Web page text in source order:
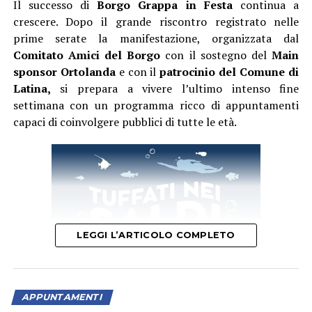
Il successo diBorgo Grappa in Festacontinua a
crescere. Dopo il grande riscontro registrato nelle
prime serate la manifestazione, organizzata dal
Comitato Amici del Borgo con il sostegno delMain
sponsor Ortolandae con ilpatrocinio del Comune di
Latina, si prepara a vivere l’ultimo intenso fine
settimana con un programma ricco di appuntamenti
capaci di coinvolgere pubblici di tutte le età.
LEGGI L’ARTICOLO COMPLETO
APPUNTAMENTI